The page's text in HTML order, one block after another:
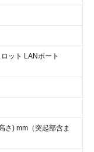
ット LANポート
さ) mm（突起部含ま